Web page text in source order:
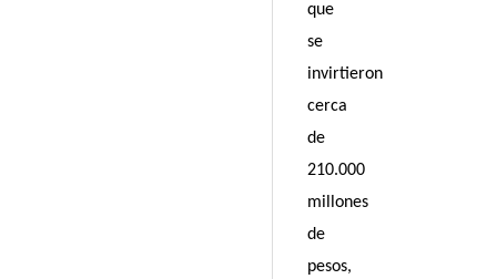
que
se
invirtieron
cerca
de
210.000
millones
de
pesos,